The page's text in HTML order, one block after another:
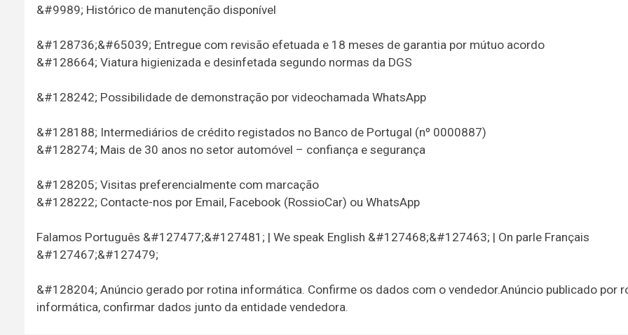
&#9989; Histórico de manutenção disponível
&#128736;&#65039; Entregue com revisão efetuada e 18 meses de garantia por mútuo acordo
&#128664; Viatura higienizada e desinfetada segundo normas da DGS
&#128242; Possibilidade de demonstração por videochamada WhatsApp
&#128188; Intermediários de crédito registados no Banco de Portugal (nº 0000887)
&#128274; Mais de 30 anos no setor automóvel – confiança e segurança
&#128205; Visitas preferencialmente com marcação
&#128222; Contacte-nos por Email, Facebook (RossioCar) ou WhatsApp
Falamos Português &#127477;&#127481; | We speak English &#127468;&#127463; | On parle Français
&#127467;&#127479;
&#128204; Anúncio gerado por rotina informática. Confirme os dados com o vendedor.Anúncio publicado por
informática, confirmar dados junto da entidade vendedora.